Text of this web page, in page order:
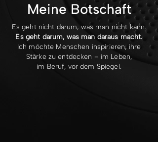
Meine Botschaft
Es geht nicht darum, was man nicht kann.
Es geht darum, was man daraus macht.
Ich möchte Menschen inspirieren, ihre
Stärke zu entdecken – im Leben,
im Beruf, vor dem Spiegel.